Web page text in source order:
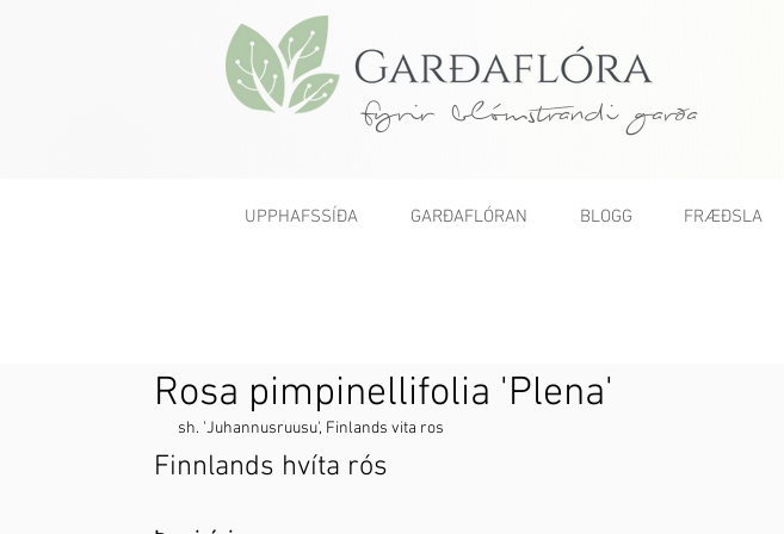
fyrir blómstrandi garða
UPPHAFSSÍÐA GARÐAFLÓRAN BLOGG FRÆÐSLA
Rosa pimpinellifolia 'Plena'
sh. 'Juhannusruusu', Finlands vita ros
Finnlands hvíta rós